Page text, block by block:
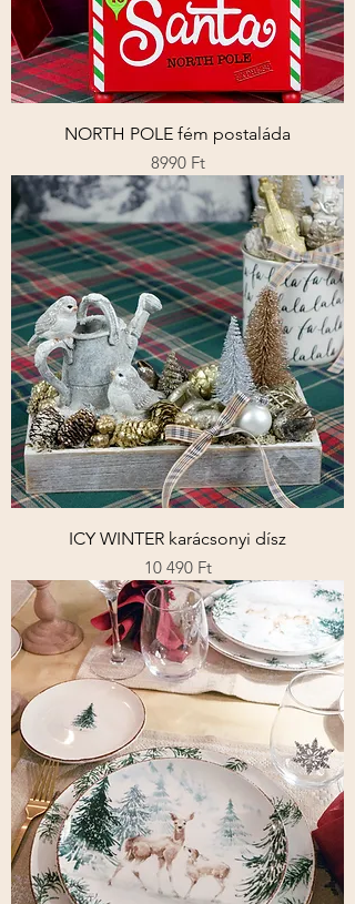
NORTH POLE fém postaláda
Ár
8990 Ft
ICY WINTER karácsonyi dísz
Ár
10 490 Ft